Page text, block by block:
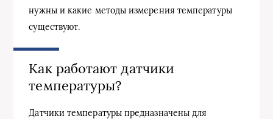
нужны и какие методы измерения температуры
существуют.
Как работают датчики
температуры?
Датчики температуры предназначены для